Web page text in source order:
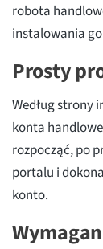
robota
instalowania
Prosty
Według strony
konta
rozpocząć, po
portalu i
konto.